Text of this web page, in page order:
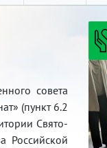
совета
(пункт 6.2
Свято-
Российской